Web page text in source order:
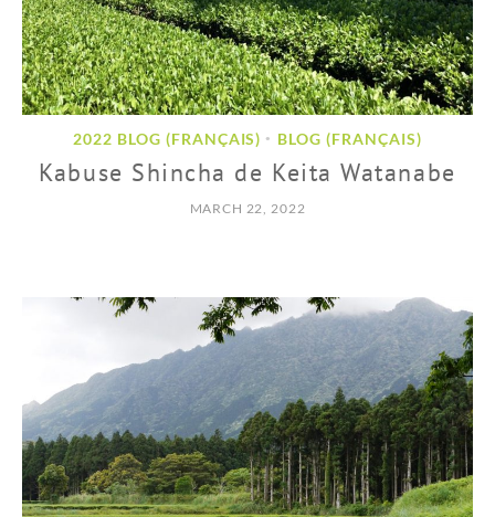
2022 BLOG (FRANÇAIS) • BLOG (FRANÇAIS)
Kabuse Shincha de Keita Watanabe
MARCH 22, 2022